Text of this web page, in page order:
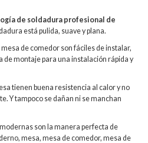
de soldadura profesional de
está pulida, suave y plana.
mesa de comedor son fáciles de instalar,
de montaje para una instalación rápida y
tienen buena resistencia al calor y no
Y tampoco se dañan ni se manchan
son la manera perfecta de
mesa, mesa de comedor, mesa de